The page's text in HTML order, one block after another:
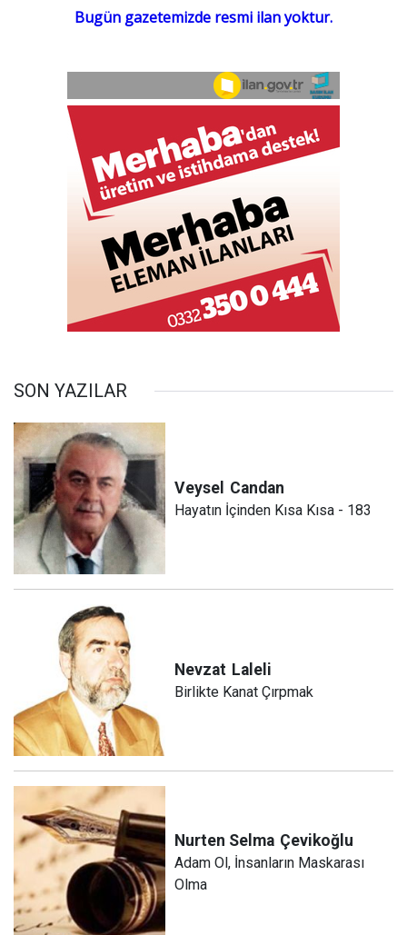
SON YAZILAR
Veysel Candan
Hayatın İçinden Kısa Kısa - 183
Nevzat Laleli
Birlikte Kanat Çırpmak
Nurten Selma Çevikoğlu
Adam Ol, İnsanların Maskarası
Olma